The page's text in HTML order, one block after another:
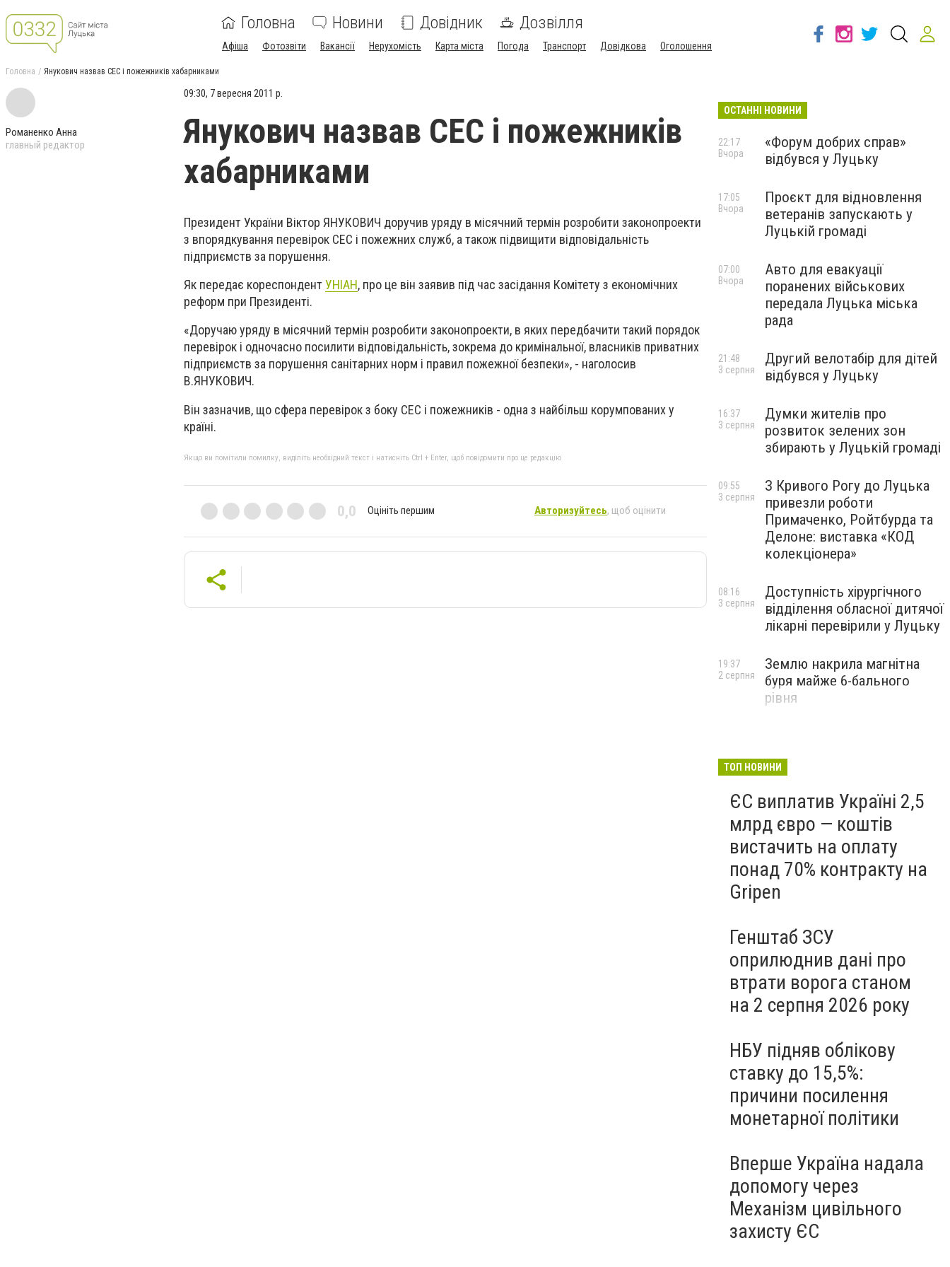
Головна Новини Довідник Дозвілля
Афіша Фотозвіти Вакансії Нерухомість Карта міста Погода Транспорт Довідкова Оголошення
Головна Янукович назвав СЕС і пожежників хабарниками
Романенко Анна
главный редактор
09:30, 7 вересня 2011 р.
Янукович назвав СЕС і пожежників
хабарниками
Президент України Віктор ЯНУКОВИЧ доручив уряду в місячний термін розробити законопроекти
з впорядкування перевірок СЕС і пожежних служб, а також підвищити відповідальність
підприємств за порушення.
Як передає кореспондентУНІАН, про це він заявив під час засідання Комітету з економічних
реформ при Президенті.
«Доручаю уряду в місячний термін розробити законопроекти, в яких передбачити такий порядок
перевірок і одночасно посилити відповідальність, зокрема до кримінальної, власників приватних
підприємств за порушення санітарних норм і правил пожежної безпеки», - наголосив
В.ЯНУКОВИЧ.
Він зазначив, що сфера перевірок з боку СЕС і пожежників - одна з найбільш корумпованих у
країні.
Якщо ви помітили помилку, виділіть необхідний текст і натисніть Ctrl + Enter, щоб повідомити про це редакцію
0,0 Оцініть першим Авторизуйтесь, щоб оцінити
ОСТАННІ НОВИНИ
«Форум добрих справ»
відбувся у Луцьку
22:17
Вчора
Проєкт для відновлення
ветеранів запускають у
Луцькій громаді
17:05
Вчора
Авто для евакуації
поранених військових
передала Луцька міська
рада
07:00
Вчора
Другий велотабір для дітей
відбувся у Луцьку
21:48
3 серпня
Думки жителів про
розвиток зелених зон
збирають у Луцькій громаді
16:37
3 серпня
З Кривого Рогу до Луцька
привезли роботи
Примаченко, Ройтбурда та
Делоне: виставка «КОД
колекціонера»
09:55
3 серпня
Доступність хірургічного
відділення обласної дитячої
лікарні перевірили у Луцьку
08:16
3 серпня
Землю накрила магнітна
буря майже 6-бального
рівня
19:37
2 серпня
ТОП НОВИНИ
ЄС виплатив Україні 2,5
млрд євро — коштів
вистачить на оплату
понад 70% контракту на
Gripen
Генштаб ЗСУ
оприлюднив дані про
втрати ворога станом
на 2 серпня 2026 року
НБУ підняв облікову
ставку до 15,5%:
причини посилення
монетарної політики
Вперше Україна надала
допомогу через
Механізм цивільного
захисту ЄС